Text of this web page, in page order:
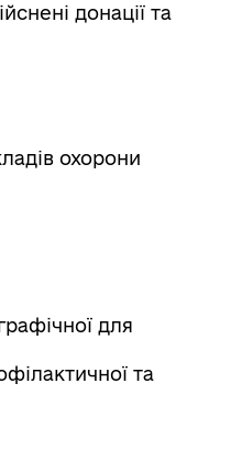
донації та
охорони
для
та